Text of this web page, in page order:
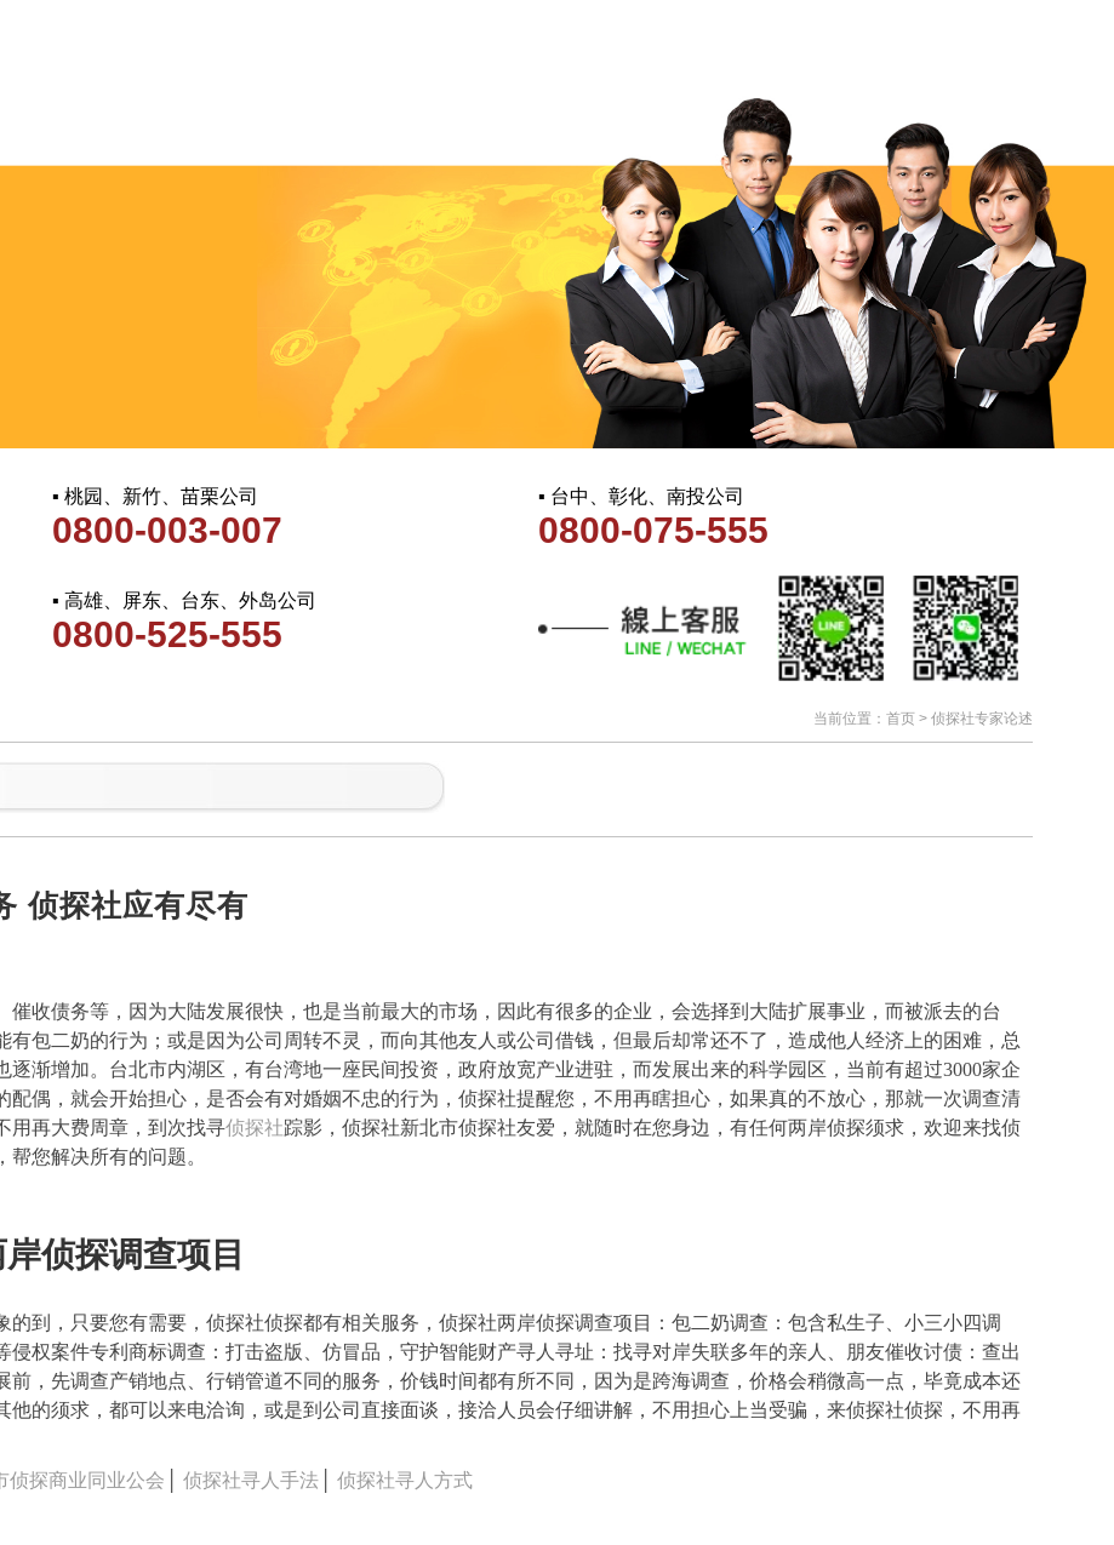
当前位置： 首页> 侦探社专家论述
▪ 桃园、新竹、苗栗公司
0800-003-007
▪ 台中、彰化、南投公司
0800-075-555
▪ 高雄、屏东、台东、外岛公司
0800-525-555
侦探社应有尽有
催收债务等，因为大陆发展很快，也是当前最大的市场，因此有很多的企业，会选择到大陆扩展事业，而被派去的台
包二奶的行为；或是因为公司周转不灵，而向其他友人或公司借钱，但最后却常还不了，造成他人经济上的困难，总
渐增加。台北市内湖区，有台湾地一座民间投资，政府放宽产业进驻，而发展出来的科学园区，当前有超过3000家企
偶，就会开始担心，是否会有对婚姻不忠的行为，侦探社提醒您，不用再瞎担心，如果真的不放心，那就一次调查清
用再大费周章，到次找寻侦探社踪影，侦探社新北市侦探社友爱，就随时在您身边，有任何两岸侦探须求，欢迎来找侦
您解决所有的问题。
侦探调查项目
到，只要您有需要，侦探社侦探都有相关服务，侦探社两岸侦探调查项目：包二奶调查：包含私生子、小三小四调
侵权案件专利商标调查：打击盗版、仿冒品，守护智能财产寻人寻址：找寻对岸失联多年的亲人、朋友催收讨债：查出
，先调查产销地点、行销管道不同的服务，价钱时间都有所不同，因为是跨海调查，价格会稍微高一点，毕竟成本还
的须求，都可以来电洽询，或是到公司直接面谈，接洽人员会仔细讲解，不用担心上当受骗，来侦探社侦探，不用再
侦探商业同业公会 │侦探社寻人手法 │侦探社寻人方式